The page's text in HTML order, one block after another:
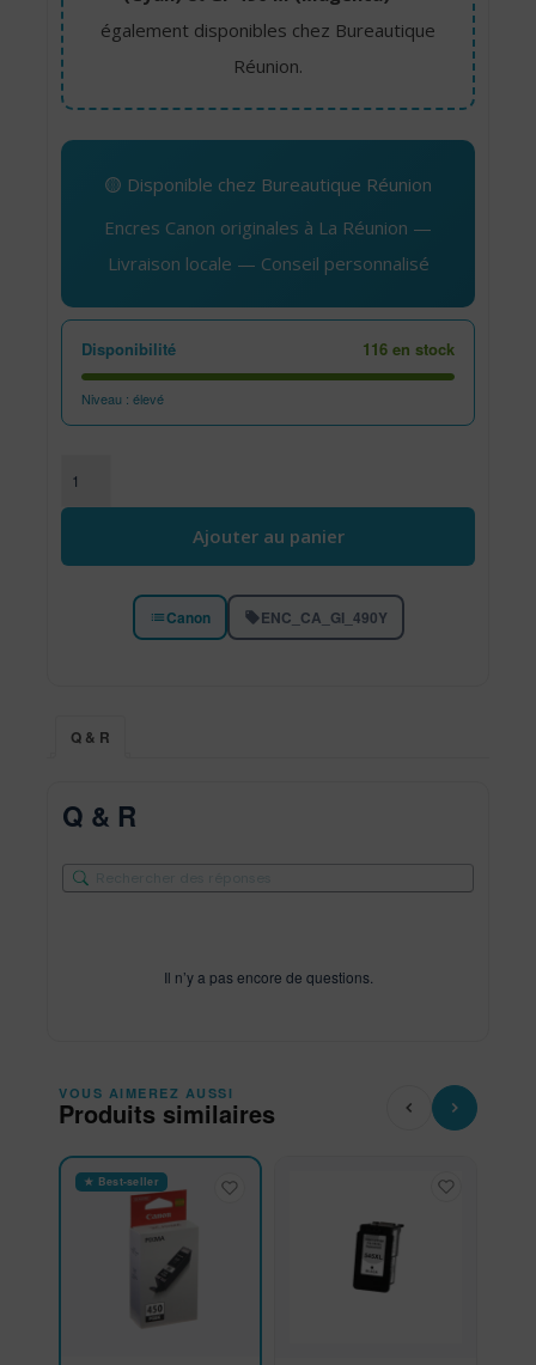
également disponibles chez Bureautique
Réunion.
🟡 Disponible chez Bureautique Réunion
Encres Canon originales à La Réunion —
Livraison locale — Conseil personnalisé
Disponibilité 116 en stock
Niveau : élevé
Ajouter au panier
Canon ENC_CA_GI_490Y
Q & R
Q & R
Il n’y a pas encore de questions.
VOUS AIMEREZ AUSSI
Produits similaires
★ Best-seller